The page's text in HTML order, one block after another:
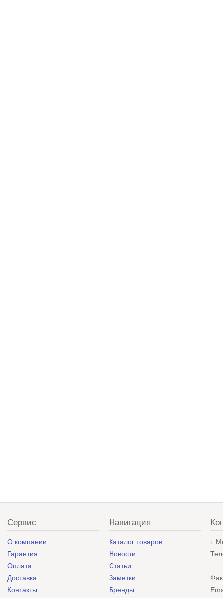
Сервис
О компании
Гарантия
Оплата
Доставка
Контакты
Навигация
Каталог товаров
Новости
Статьи
Заметки
Бренды
г.